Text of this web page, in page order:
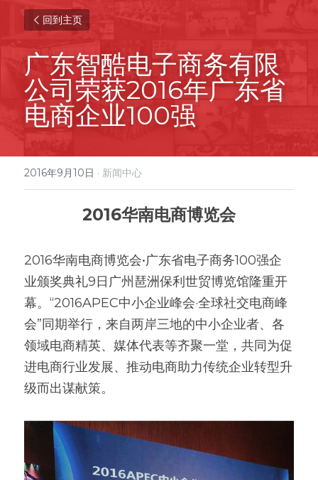
回到主页
广东智酷电子商务有限
公司荣获2016年广东省
电商企业100强
2016年9月10日 · 新闻中心
2016华南电商博览会
2016华南电商博览会•广东省电子商务100强企
业颁奖典礼9日广州琶洲保利世贸博览馆隆重开
幕。“2016APEC中小企业峰会·全球社交电商峰
会”同期举行，来自两岸三地的中小企业者、各
领域电商精英、媒体代表等齐聚一堂，共同为促
进电商行业发展、推动电商助力传统企业转型升
级而出谋献策。